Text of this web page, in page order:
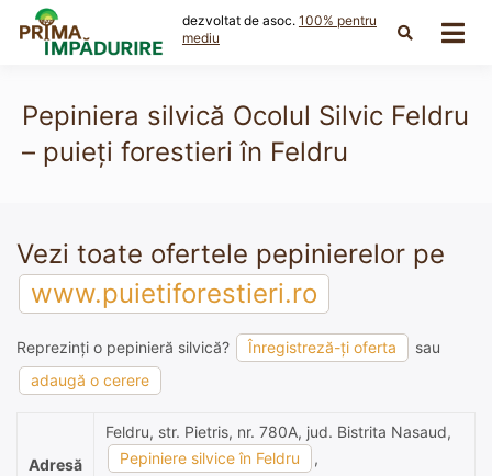
content
dezvoltat de asoc. 100% pentru
mediu
Pepiniera silvică Ocolul Silvic Feldru
– puieți forestieri în Feldru
Vezi toate ofertele pepinierelor pe
www.puietiforestieri.ro
Reprezinți o pepinieră silvică? Înregistreză-ți oferta
sau
adaugă o cerere
Adresă
Feldru, str. Pietris, nr. 780A, jud. Bistrita Nasaud,
Pepiniere silvice în Feldru
,